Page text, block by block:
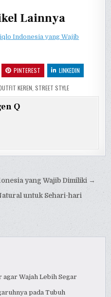
Lainnya
Indonesia yang Wajib
PINTEREST LINKEDIN
KEREN STREET STYLE
Q
yang Wajib Dimiliki →
untuk Sehari-hari
Wajah Lebih Segar
pada Tubuh